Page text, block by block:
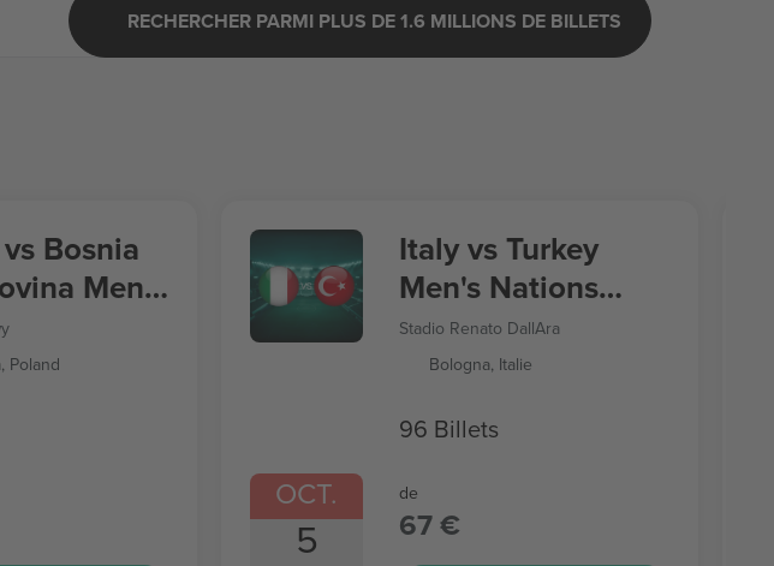
RECHERCHER PARMI PLUS DE 1.6 MILLIONS DE BILLETS
Bosnia
Men's
Poland
OCT.
5
Italy vs Turkey
Men's Nations
League
Stadio Renato DallAra
Bologna, Italie
96 Billets
de
67 €